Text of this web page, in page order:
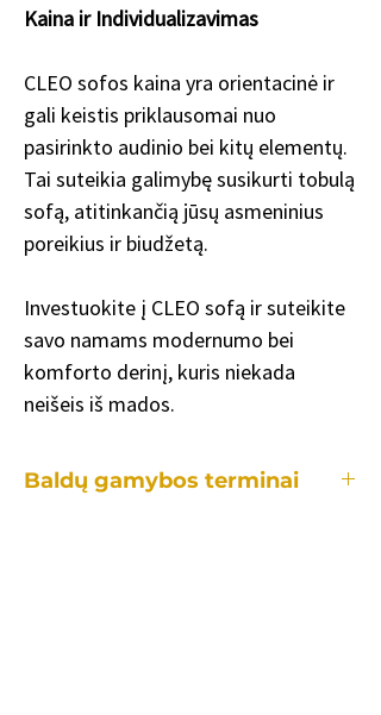
Kaina ir Individualizavimas
CLEO sofos kaina yra orientacinė ir
gali keistis priklausomai nuo
pasirinkto audinio bei kitų elementų.
Tai suteikia galimybę susikurti tobulą
sofą, atitinkančią jūsų asmeninius
poreikius ir biudžetą.
Investuokite į CLEO sofą ir suteikite
savo namams modernumo bei
komforto derinį, kuris niekada
neišeis iš mados.
Baldų gamybos terminai